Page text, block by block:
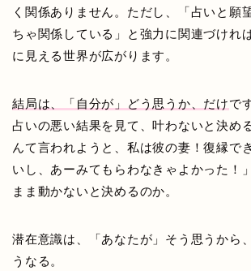
く関係ありません。ただし、「占いと願
ちゃ関係している」と強力に関連づけれ
に見える世界が広がります。
結局は、「自分が」どう思うか、だけで
占いの悪い結果を見て、叶わないと決め
んて言われようと、私は彼の妻！復縁で
いし、あーみてもらわなきゃよかった！
まま動かないと決めるのか。
潜在意識は、「あなたが」そう思うから
うなる。